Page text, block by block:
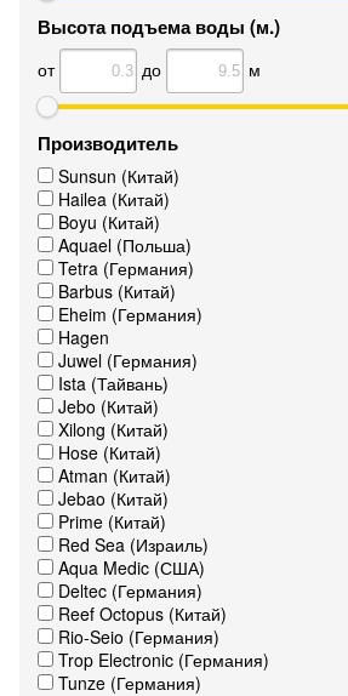
Высота подъема воды (м.)
от до м
Производитель
Sunsun (Китай)
Hailea (Китай)
Boyu (Китай)
Aquael (Польша)
Tetra (Германия)
Barbus (Китай)
Eheim (Германия)
Hagen
Juwel (Германия)
Ista (Тайвань)
Jebo (Китай)
Xilong (Китай)
Hose (Китай)
Atman (Китай)
Jebao (Китай)
Prime (Китай)
Red Sea (Израиль)
Aqua Medic (США)
Deltec (Германия)
Reef Octopus (Китай)
Rio-Seio (Германия)
Trop Electronic (Германия)
Tunze (Германия)